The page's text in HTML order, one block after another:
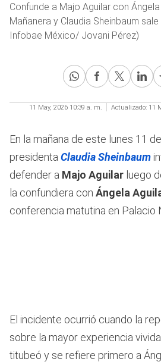
Confunde a Majo Aguilar con
Mañanera y Claudia Sheinbaum
Infobae México/ Jovani Pérez)
11 May, 2026 10:39 a. m. Actualizado: 11
En la mañana de este lunes 11
presidenta Claudia Sheinbaum
defender a Majo Aguilar luego
la confundiera con Ángela
conferencia matutina en Palacio
El incidente ocurrió cuando la
sobre la mayor experiencia
titubeó y se refiere primero a